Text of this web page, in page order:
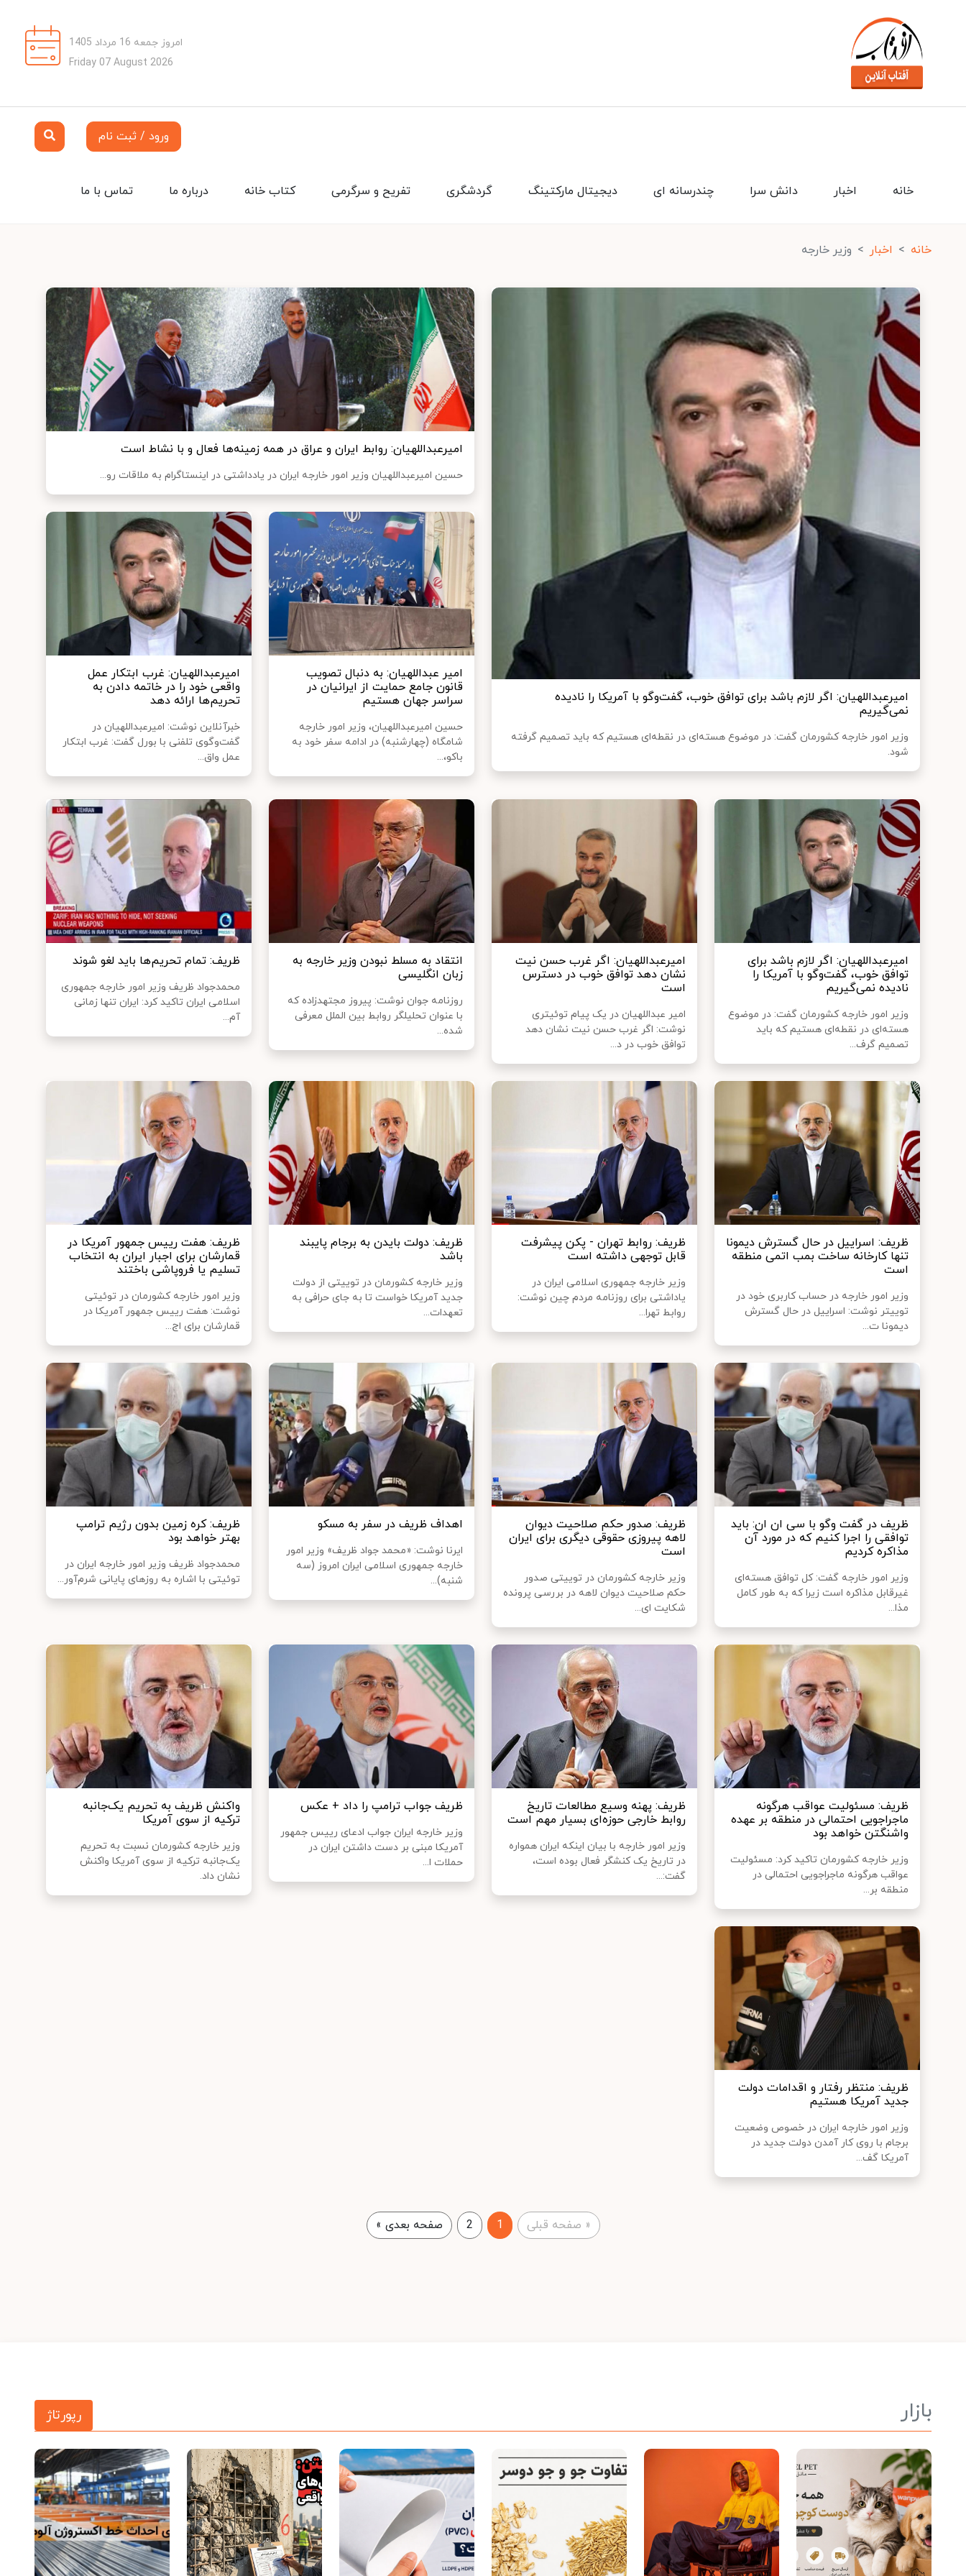
امروز جمعه 16 مرداد 1405
Friday 07 August 2026
ورود / ثبت نام
تماس با ما درباره ما کتاب خانه تفریح و سرگرمی گردشگری دیجیتال مارکتینگ چندرسانه ای دانش سرا اخبار خانه
خانه اخبار وزیر خارجه
امیرعبداللهیان: اگر لازم باشد برای توافق خوب، گفت‌وگو با آمریکا را نادیده
نمی‌گیریم
وزیر امور خارجه کشورمان گفت: در موضوع هسته‌ای در نقطه‌ای هستیم که باید تصمیم گرفته
شود.
امیرعبداللهیان: روابط ایران و عراق در همه زمینه‌ها فعال و با نشاط است
حسین امیرعبداللهیان وزیر امور خارجه ایران در یادداشتی در اینستاگرام به ملاقات رو...
امیر عبداللهیان: به دنبال تصویب
قانون جامع حمایت از ایرانیان در
سراسر جهان هستیم
حسین امیرعبداللهیان، وزیر امور خارجه
شامگاه (چهارشنبه) در ادامه سفر خود به
باکو،...
امیرعبداللهیان: غرب ابتکار عمل
واقعی خود را در خاتمه دادن به
تحریم‌ها ارائه دهد
خبرآنلاین نوشت: امیرعبداللهیان در
گفت‌وگوی تلفنی با بورل گفت: غرب ابتکار
عمل واق...
امیرعبداللهیان: اگر لازم باشد برای
توافق خوب، گفت‌وگو با آمریکا را
نادیده نمی‌گیریم
وزیر امور خارجه کشورمان گفت: در موضوع
هسته‌ای در نقطه‌ای هستیم که باید
تصمیم گرف...
امیرعبداللهیان: اگر غرب حسن نیت
نشان دهد توافق خوب در دسترس
است
امیر عبداللهیان در یک پیام توئیتری
نوشت: اگر غرب حسن نیت نشان دهد
توافق خوب در د...
انتقاد به مسلط نبودن وزیر خارجه به
زبان انگلیسی
روزنامه جوان نوشت: پیروز مجتهدزاده که
با عنوان تحلیلگر روابط بین الملل معرفی
شده...
ظریف: تمام تحریم‌ها باید لغو شوند
محمدجواد ظریف وزیر امور خارجه جمهوری
اسلامی ایران تاکید کرد: ایران تنها زمانی
آم...
ظریف: اسراییل در حال گسترش دیمونا
تنها کارخانه ساخت بمب اتمی منطقه
است
وزیر امور خارجه در حساب کاربری خود در
توییتر نوشت: اسراییل در حال گسترش
دیمونا ت...
ظریف: روابط تهران - پکن پیشرفت
قابل توجهی داشته است
وزیر خارجه جمهوری اسلامی ایران در
یاداشتی برای روزنامه مردم چین نوشت:
روابط تهرا...
ظریف: دولت بایدن به برجام پایبند
باشد
وزیر خارجه کشورمان در توییتی از دولت
جدید آمریکا خواست تا به جای حرافی به
تعهدات...
ظریف: هفت رییس جمهور آمریکا در
قمارشان برای اجبار ایران به انتخاب
تسلیم یا فروپاشی باختند
وزیر امور خارجه کشورمان در توئیتی
نوشت: هفت رییس جمهور آمریکا در
قمارشان برای اج...
ظریف در گفت وگو با سی ان ان: باید
توافقی را اجرا کنیم که در مورد آن
مذاکره کردیم
وزیر امور خارجه گفت: کل توافق هسته‌ای
غیرقابل مذاکره است زیرا که به طور کامل
مذا...
ظریف: صدور حکم صلاحیت دیوان
لاهه پیروزی حقوقی دیگری برای ایران
است
وزیر خارجه کشورمان در توییتی صدور
حکم صلاحیت دیوان لاهه در بررسی پرونده
شکایت ای...
اهداف ظریف در سفر به مسکو
ایرنا نوشت: «محمد جواد ظریف» وزیر امور
خارجه جمهوری اسلامی ایران امروز (سه
شنبه)...
ظریف: کره زمین بدون رژیم ترامپ
بهتر خواهد بود
محمدجواد ظریف وزیر امور خارجه ایران در
توئیتی با اشاره به روزهای پایانی شرم‌آور...
ظریف: مسئولیت عواقب هرگونه
ماجراجویی احتمالی در منطقه بر عهده
واشنگتن خواهد بود
وزیر خارجه کشورمان تاکید کرد: مسئولیت
عواقب هرگونه ماجراجویی احتمالی در
منطقه بر...
ظریف: پهنه وسیع مطالعات تاریخ
روابط خارجی حوزه‌ای بسیار مهم است
وزیر امور خارجه با بیان اینکه ایران همواره
در تاریخ یک کنشگر فعال بوده است،
گفت:...
ظریف جواب ترامپ را داد + عکس
وزیر خارجه ایران جواب ادعای رییس جمهور
آمریکا مبنی بر دست داشتن ایران در
حملات ا...
واکنش ظریف به تحریم یک‌جانبه
ترکیه از سوی آمریکا
وزیر خارجه کشورمان نسبت به تحریم
یک‌جانبه ترکیه از سوی آمریکا واکنش
نشان داد.
ظریف: منتظر رفتار و اقدامات دولت
جدید آمریکا هستیم
وزیر امور خارجه ایران در خصوص وضعیت
برجام با روی کار آمدن دولت جدید در
آمریکا گف...
« صفحه قبلی 1
2 صفحه بعدی »
بازار رپورتاژ